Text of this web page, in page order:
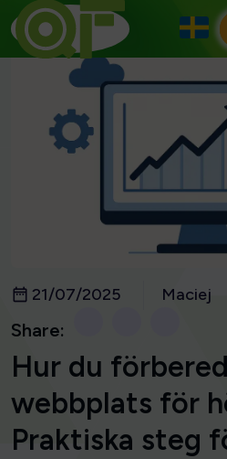
21/07/2025 Maciej
Share:
Hur du
webbplats för
Praktiska steg